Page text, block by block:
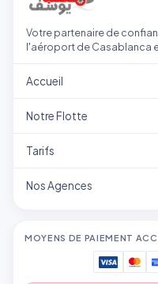
Votre partenaire de
l'aéroport de Casablanca
Accueil
Notre Flotte
Tarifs
Nos Agences
MOYENS DE PAIEMENT